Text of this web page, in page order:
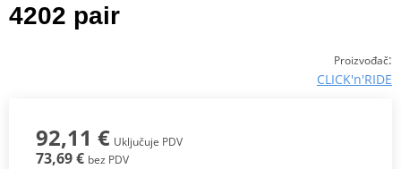
4202 pair
Proizvođač:
CLICK'n'RIDE
92,11 € Uključuje PDV
73,69 € bez PDV